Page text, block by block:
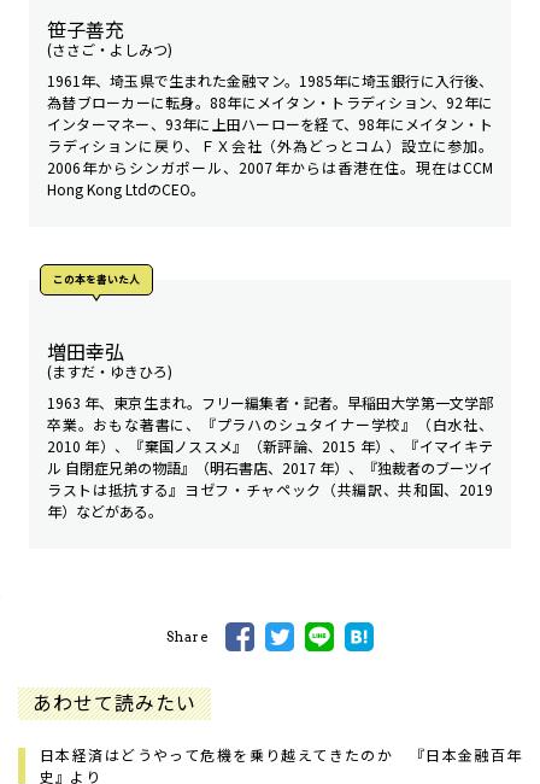
笹子善充
(ささご・よしみつ)
1961年、埼玉県で生まれた金融マン。1985年に埼玉銀行に入行後、
為替ブローカーに転身。88年にメイタン・トラディション、92年に
インターマネー、93年に上田ハーローを経て、98年にメイタン・ト
ラディションに戻り、ＦＸ会社（外為どっとコム）設立に参加。
2006年からシンガポール、2007年からは香港在住。現在はCCM
Hong Kong LtdのCEO。
この本を書いた人
増田幸弘
(ますだ・ゆきひろ)
1963 年、東京生まれ。フリー編集者・記者。早稲田大学第一文学部
卒業。おもな著書に、『プラハのシュタイナー学校』（白水社、
2010 年）、『棄国ノススメ』（新評論、2015 年）、『イマイキテ
ル 自閉症兄弟の物語』（明石書店、2017 年）、『独裁者のブーツ――イ
ラストは抵抗する』ヨゼフ・チャペック（共編訳、共和国、2019
年）などがある。
Share
あわせて読みたい
日本経済はどうやって危機を乗り越えてきたのか 『日本金融百年
史』より